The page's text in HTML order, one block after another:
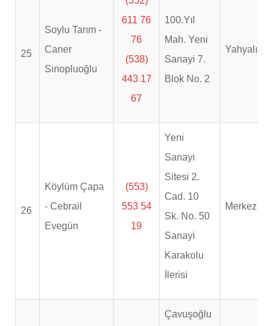
25
Soylu Tarım -
Caner
Sinopluoğlu
611 76
76
(538)
443 17
67
100.Yıl
Mah. Yeni
Sanayi 7.
Blok No. 2
Yahyalı
26
Köylüm Çapa
- Cebrail
Evegün
(553)
553 54
19
Yeni
Sanayi
Sitesi 2.
Cad. 10
Sk. No. 50
Sanayi
Karakolu
İlerisi
Merkez
Çavuşoğlu